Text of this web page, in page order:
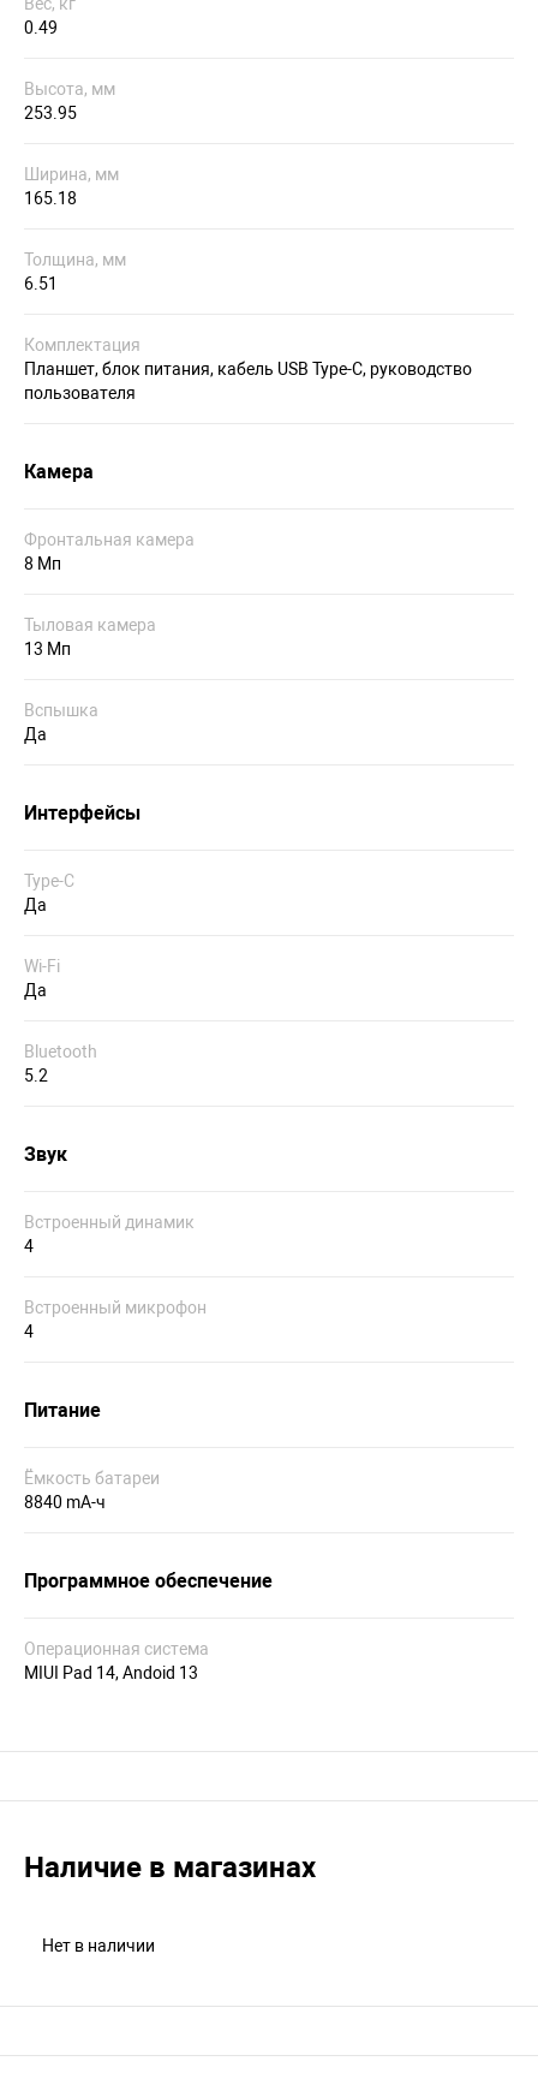
Вес, кг
0.49
Высота, мм
253.95
Ширина, мм
165.18
Толщина, мм
6.51
Комплектация
Планшет, блок питания, кабель USB Type-C, руководство
пользователя
Камера
Фронтальная камера
8 Мп
Тыловая камера
13 Мп
Вспышка
Да
Интерфейсы
Type-C
Да
Wi-Fi
Да
Bluetooth
5.2
Звук
Встроенный динамик
4
Встроенный микрофон
4
Питание
Ёмкость батареи
8840 mA-ч
Программное обеспечение
Операционная система
MIUI Pad 14, Andoid 13
Наличие в магазинах
Нет в наличии